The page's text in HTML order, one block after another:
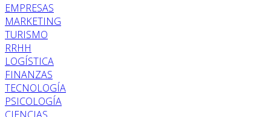
EMPRESAS
MARKETING
TURISMO
RRHH
LOGÍSTICA
FINANZAS
TECNOLOGÍA
PSICOLOGÍA